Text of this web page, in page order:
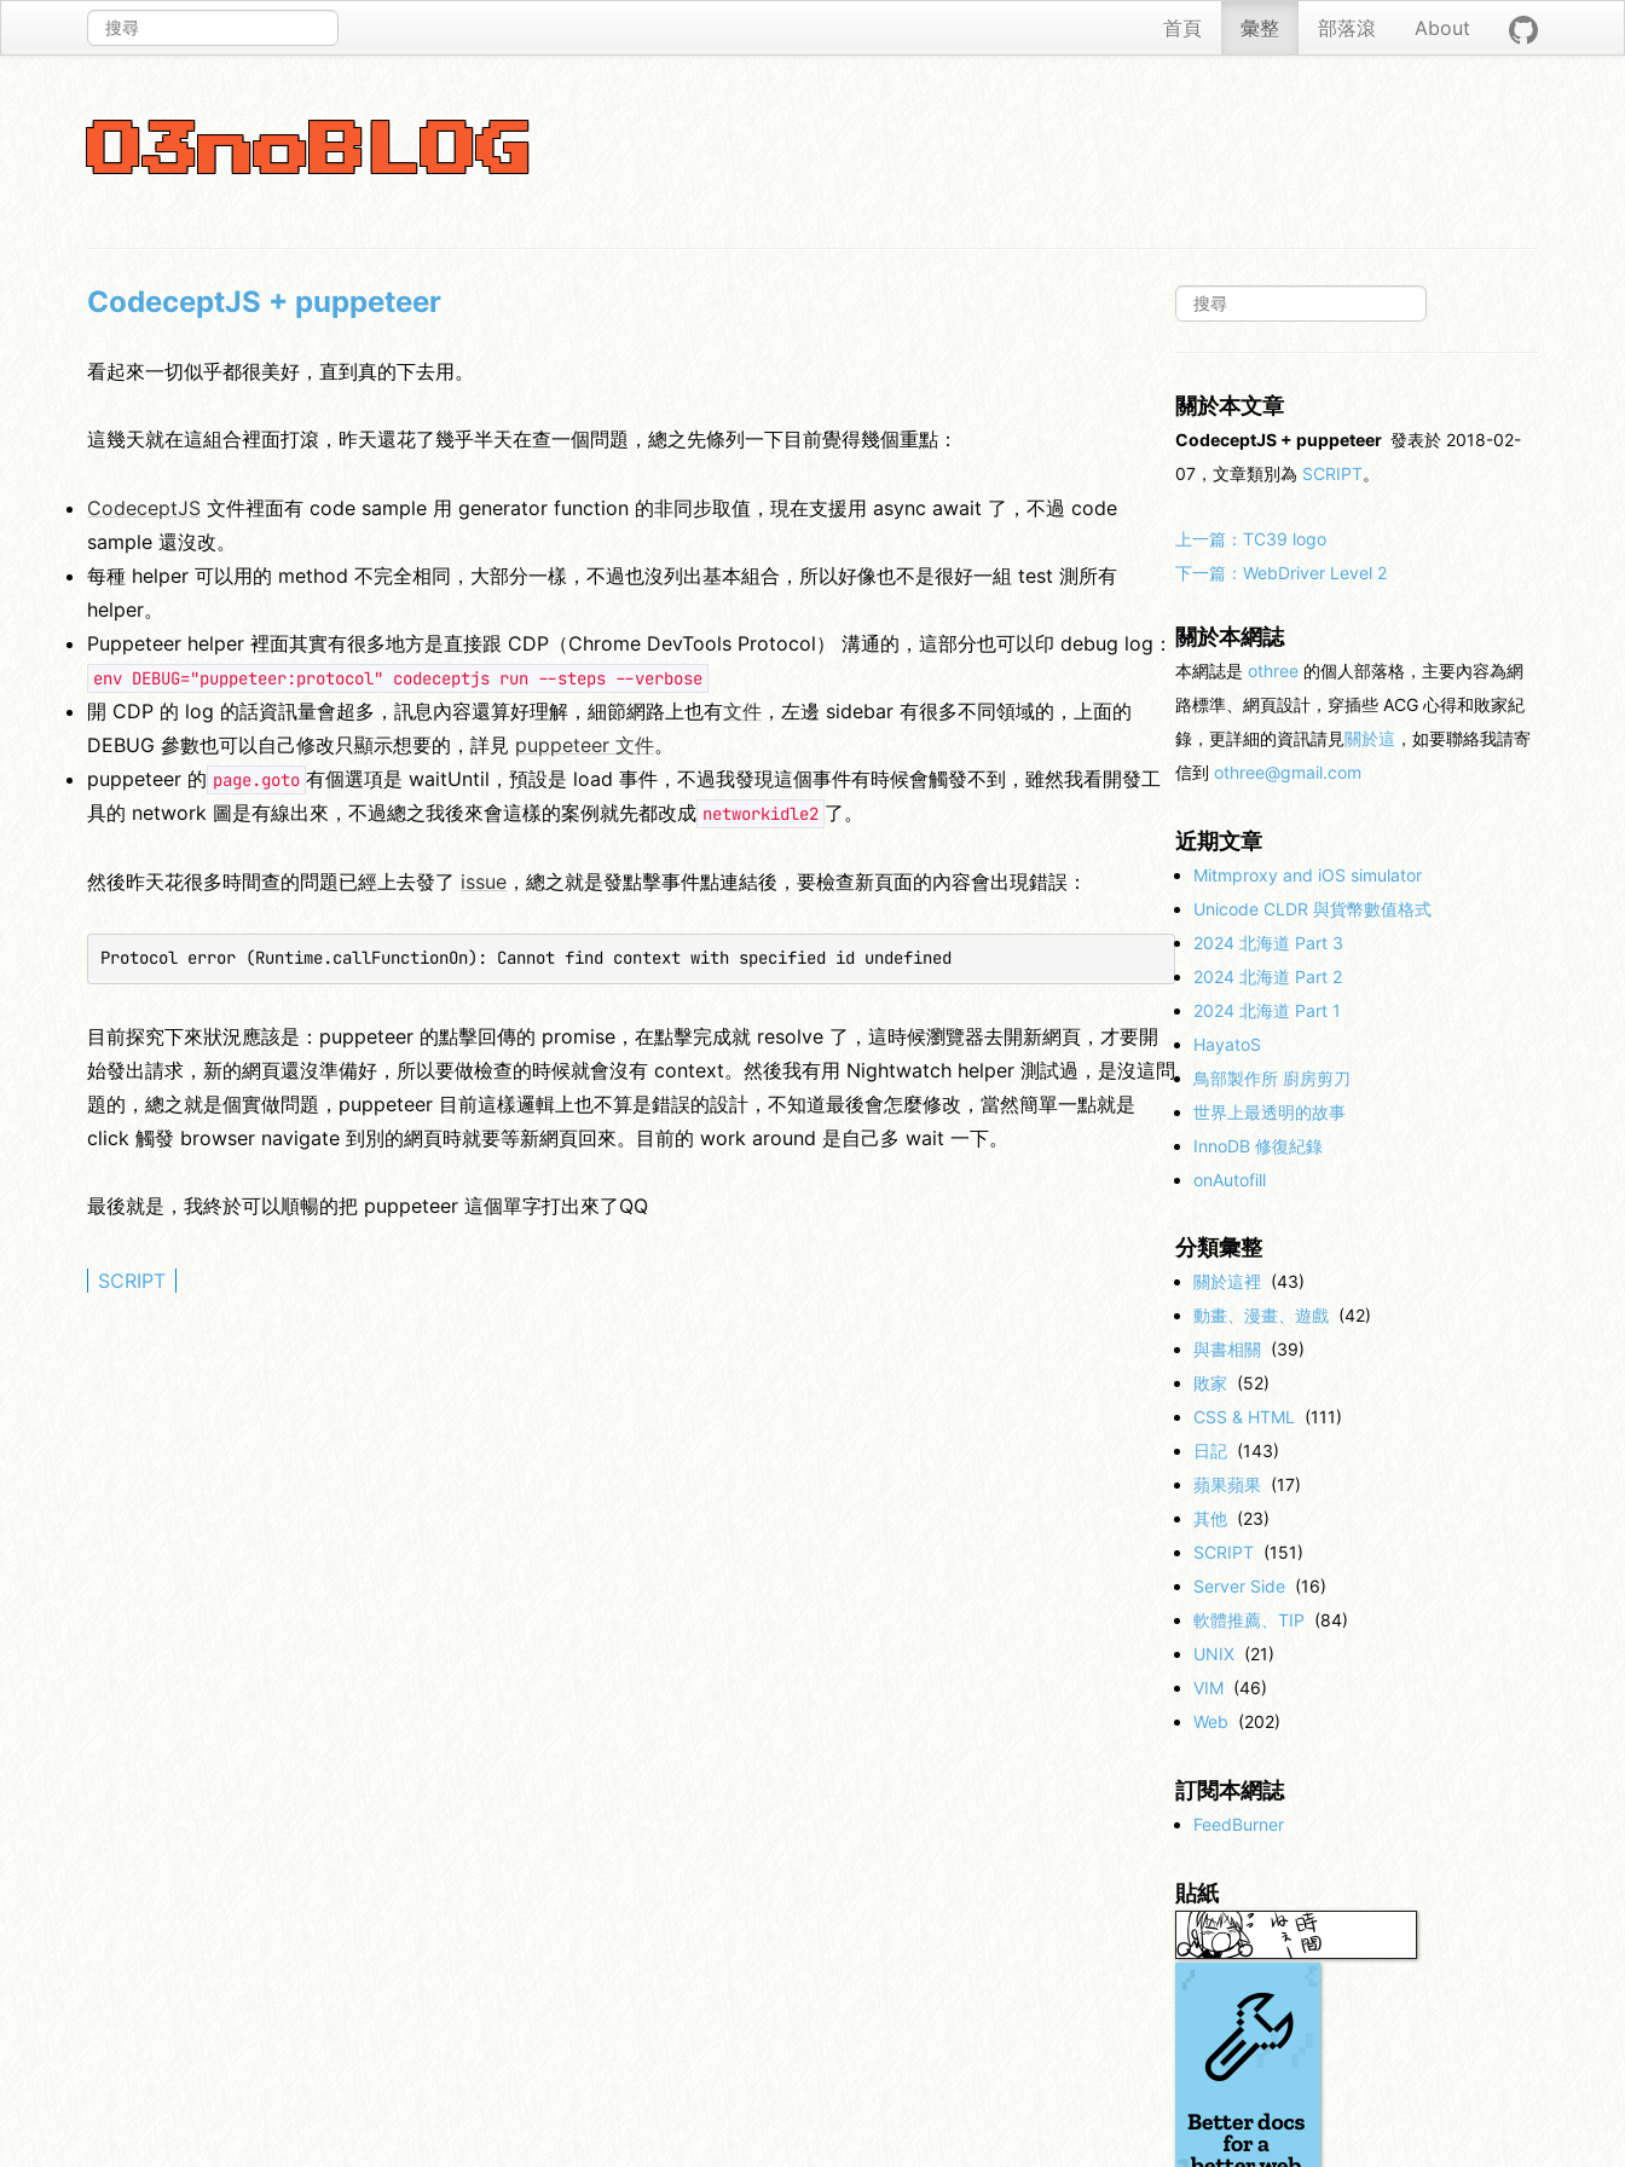
首頁 彙整 部落滾 About
O3noBLOG
CodeceptJS + puppeteer
看起來一切似乎都很美好，直到真的下去用。
這幾天就在這組合裡面打滾，昨天還花了幾乎半天在查一個問題，總之先條列一下目前覺得幾個重點：
CodeceptJS 文件裡面有 code sample 用 generator function 的非同步取值，現在支援用 async await 了，不過 code
sample 還沒改。
每種 helper 可以用的 method 不完全相同，大部分一樣，不過也沒列出基本組合，所以好像也不是很好一組 test 測所有
helper。
Puppeteer helper 裡面其實有很多地方是直接跟 CDP（Chrome DevTools Protocol） 溝通的，這部分也可以印 debug log：
env DEBUG="puppeteer:protocol" codeceptjs run --steps --verbose
開 CDP 的 log 的話資訊量會超多，訊息內容還算好理解，細節網路上也有文件 ，左邊 sidebar 有很多不同領域的，上面的
DEBUG 參數也可以自己修改只顯示想要的，詳見 puppeteer 文件。
puppeteer 的 page.goto 有個選項是 waitUntil，預設是 load 事件，不過我發現這個事件有時候會觸發不到，雖然我看開發工
具的 network 圖是有線出來，不過總之我後來會這樣的案例就先都改成 networkidle2 了。
然後昨天花很多時間查的問題已經上去發了 issue ，總之就是發點擊事件點連結後，要檢查新頁面的內容會出現錯誤：
Protocol error (Runtime.callFunctionOn): Cannot find context with specified id undefined
目前探究下來狀況應該是：puppeteer 的點擊回傳的 promise，在點擊完成就 resolve 了，這時候瀏覽器去開新網頁，才要開
始發出請求，新的網頁還沒準備好，所以要做檢查的時候就會沒有 context。然後我有用 Nightwatch helper 測試過，是沒這問
題的，總之就是個實做問題，puppeteer 目前這樣邏輯上也不算是錯誤的設計，不知道最後會怎麼修改，當然簡單一點就是
click 觸發 browser navigate 到別的網頁時就要等新網頁回來。目前的 work around 是自己多 wait 一下。
最後就是，我終於可以順暢的把 puppeteer 這個單字打出來了QQ
SCRIPT
關於本文章
CodeceptJS + puppeteer 發表於 2018-02-
07，文章類別為 SCRIPT。
上一篇： TC39 logo
下一篇： WebDriver Level 2
關於本網誌
本網誌是 othree 的個人部落格，主要內容為網
路標準、網頁設計，穿插些 ACG 心得和敗家紀
錄，更詳細的資訊請見關於這 ，如要聯絡我請寄
信到 othree@gmail.com
近期文章
Mitmproxy and iOS simulator
Unicode CLDR 與貨幣數值格式
2024 北海道 Part 3
2024 北海道 Part 2
2024 北海道 Part 1
HayatoS
鳥部製作所 廚房剪刀
世界上最透明的故事
InnoDB 修復紀錄
onAutofill
分類彙整
關於這裡 (43)
動畫、漫畫、遊戲 (42)
與書相關 (39)
敗家 (52)
CSS & HTML
(111)
日記 (143)
蘋果蘋果 (17)
其他 (23)
SCRIPT (151)
Server Side (16)
軟體推薦、TIP (84)
UNIX (21)
VIM (46)
Web (202)
訂閱本網誌
FeedBurner
貼紙